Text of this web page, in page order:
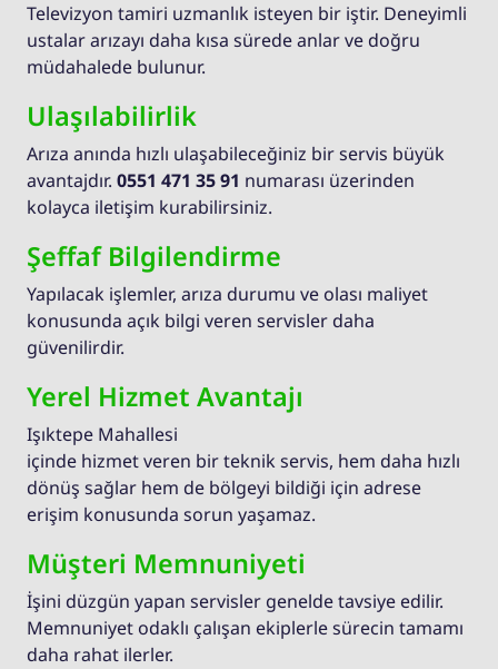
Televizyon tamiri uzmanlık isteyen bir iştir. Deneyimli
ustalar arızayı daha kısa sürede anlar ve doğru
müdahalede bulunur.
Ulaşılabilirlik
Arıza anında hızlı ulaşabileceğiniz bir servis büyük
avantajdır. 0551 471 35 91 numarası üzerinden
kolayca iletişim kurabilirsiniz.
Şeffaf Bilgilendirme
Yapılacak işlemler, arıza durumu ve olası maliyet
konusunda açık bilgi veren servisler daha
güvenilirdir.
Yerel Hizmet Avantajı
Işıktepe Mahallesi
içinde hizmet veren bir teknik servis, hem daha hızlı
dönüş sağlar hem de bölgeyi bildiği için adrese
erişim konusunda sorun yaşamaz.
Müşteri Memnuniyeti
İşini düzgün yapan servisler genelde tavsiye edilir.
Memnuniyet odaklı çalışan ekiplerle sürecin tamamı
daha rahat ilerler.